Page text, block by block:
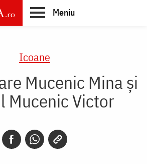
Meniu
Icoane
Mucenic Mina și
Mucenic Victor